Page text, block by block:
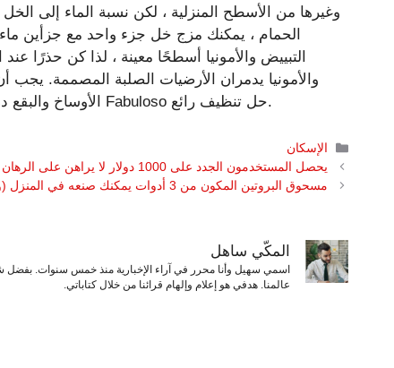
وغيرها من الأسطح المنزلية ، لكن نسبة الماء إلى
الحمام ، يمكنك مزج خل جزء واحد مع جزأين
التبييض والأمونيا أسطحًا معينة ، لذا كن حذرًا
والأمونيا يدمران الأرضيات الصلبة المصممة.
الأوساخ والبقع دون إتلاف النهاية. لتنظيف الحمام والأرضيات الخشبية ، يجعل Fabuloso حل تنظيف رائع.
التصنيفات
الإسكان
يحصل المستخدمون الجدد على 1000 دولار لا يراهن على الرهان
مسحوق البروتين المكون من 3 أدوات يمكنك صنعه في المنزل (ولكن هل هو أكثر صحة من المتجر؟)
المكّي ساهل
اسمي سهيل وأنا محرر في آراء الإخبارية منذ خمس سنوات. بفضل
عالمنا. هدفي هو إعلام وإلهام قرائنا من خلال كتاباتي.